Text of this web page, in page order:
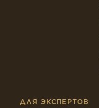
ДЛЯ ЭКСПЕРТОВ